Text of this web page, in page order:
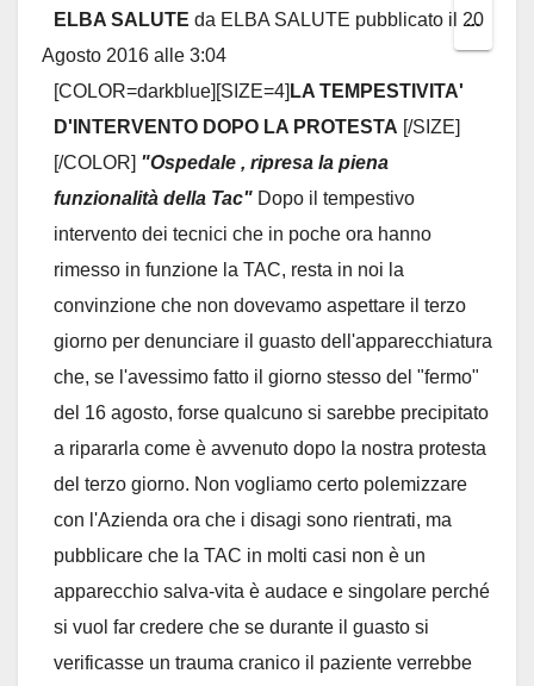
ELBA SALUTE da ELBA SALUTE pubblicato il 20
Agosto 2016 alle 3:04
[COLOR=darkblue][SIZE=4] LA TEMPESTIVITA'
D'INTERVENTO DOPO LA PROTESTA [/SIZE]
[/COLOR] "Ospedale , ripresa la piena
funzionalità della Tac" Dopo il tempestivo
intervento dei tecnici che in poche ora hanno
rimesso in funzione la TAC, resta in noi la
convinzione che non dovevamo aspettare il terzo
giorno per denunciare il guasto dell'apparecchiatura
che, se l'avessimo fatto il giorno stesso del "fermo"
del 16 agosto, forse qualcuno si sarebbe precipitato
a ripararla come è avvenuto dopo la nostra protesta
del terzo giorno. Non vogliamo certo polemizzare
con l'Azienda ora che i disagi sono rientrati, ma
pubblicare che la TAC in molti casi non è un
apparecchio salva-vita è audace e singolare perché
si vuol far credere che se durante il guasto si
verificasse un trauma cranico il paziente verrebbe
...Toggle
this